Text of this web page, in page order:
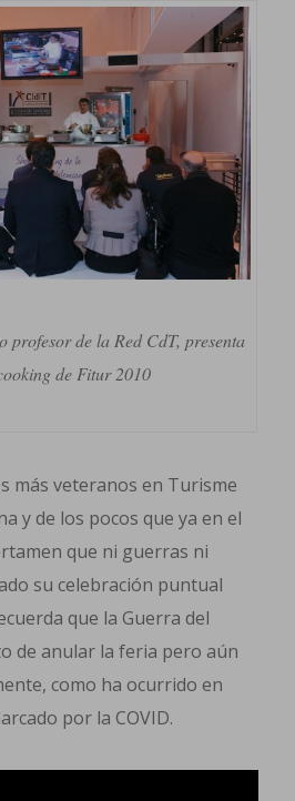
profesor de la Red CdT, presenta
de Fitur 2010
más veteranos en Turisme
y de los pocos que ya en el
que ni guerras ni
su celebración puntual
que la Guerra del
de anular la feria pero aún
como ha ocurrido en
por la COVID.